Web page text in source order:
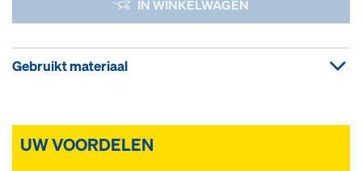
IN WINKELWAGEN
Gebruikt materiaal
UW VOORDELEN